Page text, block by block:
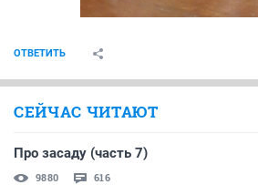
ОТВЕТИТЬ
СЕЙЧАС ЧИТАЮТ
Про засаду (часть 7)
9880 616